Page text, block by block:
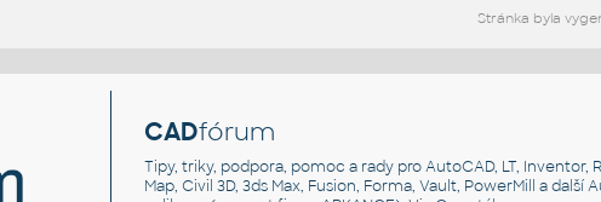
Stránka byla
CADfórum
Tipy, triky, podpora, pomoc a rady pro AutoCAD, LT, Inventor,
Map, Civil 3D, 3ds Max, Fusion, Forma, Vault, PowerMill a další